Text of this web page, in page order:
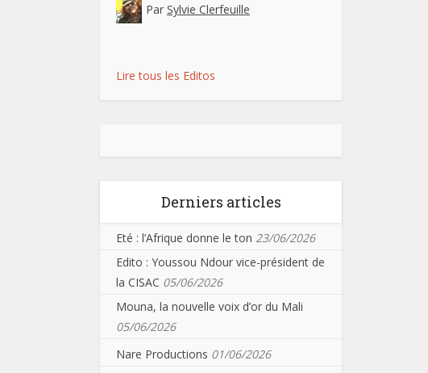
Par Sylvie Clerfeuille
Lire tous les Editos
Derniers articles
Eté : l’Afrique donne le ton 23/06/2026
Edito : Youssou Ndour vice-président de
la CISAC 05/06/2026
Mouna, la nouvelle voix d’or du Mali
05/06/2026
Nare Productions 01/06/2026